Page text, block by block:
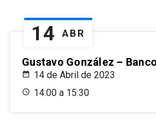
14 ABR
Gustavo González –
14 de Abril de 2023
14:00 a 15:30